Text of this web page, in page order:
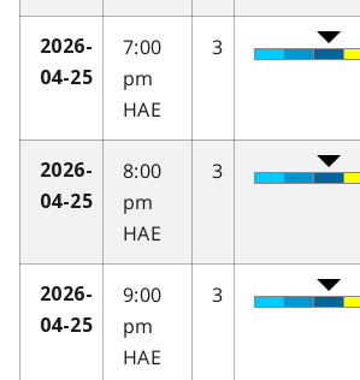
2026-
04-25
7:00
pm
HAE
3
2026-
04-25
8:00
pm
HAE
3
2026-
04-25
9:00
pm
HAE
3